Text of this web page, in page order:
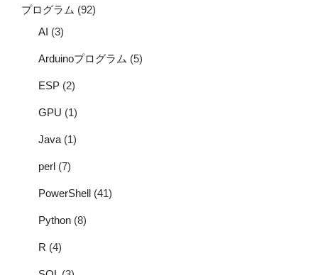
プログラム (92)
AI (3)
Arduinoプログラム (5)
ESP (2)
GPU (1)
Java (1)
perl (7)
PowerShell (41)
Python (8)
R (4)